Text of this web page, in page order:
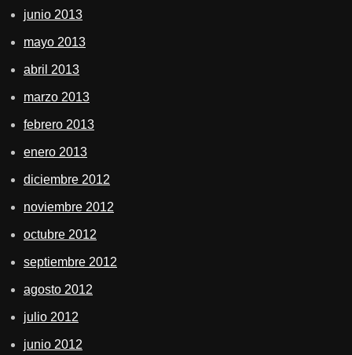
junio 2013
mayo 2013
abril 2013
marzo 2013
febrero 2013
enero 2013
diciembre 2012
noviembre 2012
octubre 2012
septiembre 2012
agosto 2012
julio 2012
junio 2012